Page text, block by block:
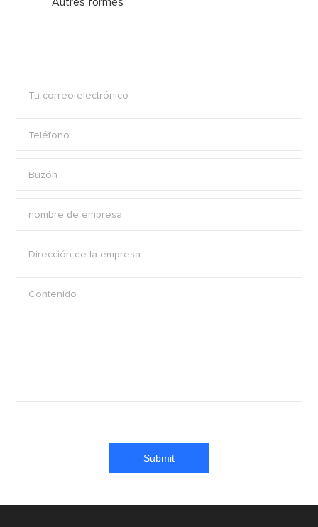
Tu correo electrónico
Teléfono
Buzón
nombre de empresa
Dirección de la empresa
Contenido